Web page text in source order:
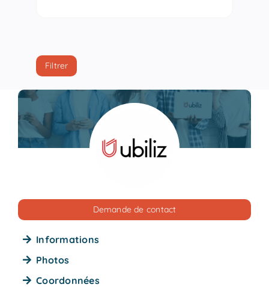
Filtrer
Demande de contact
Informations
Photos
Coordonnées